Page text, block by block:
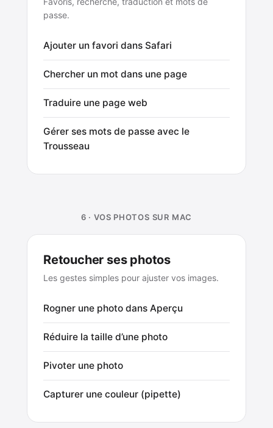
passe.
Ajouter un favori dans Safari
Chercher un mot dans une page
Traduire une page web
Gérer ses mots de passe avec le
Trousseau
6 · VOS PHOTOS SUR MAC
Retoucher ses photos
Les gestes simples pour ajuster vos images.
Rogner une photo dans Aperçu
Réduire la taille d’une photo
Pivoter une photo
Capturer une couleur (pipette)